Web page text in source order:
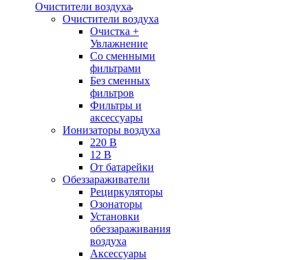
Очистители воздуха
Очистители воздуха
Очистка +
Увлажнение
Cо сменными
фильтрами
Без сменных
фильтров
Фильтры и
аксессуары
Ионизаторы воздуха
220 В
12 В
От батарейки
Обеззараживатели
Рециркуляторы
Озонаторы
Установки
обеззараживания
воздуха
Аксессуары